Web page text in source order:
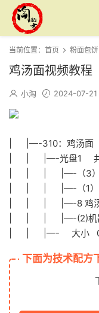
当前位置： 首页 粉面包饼
鸡汤面视频教程
小淘 2024-07-21
| |—-310：鸡汤面
| | |—-光盘1 共
| | | |—-（3）煮
| | | |—-（1）食
| | | |—-8 鸡汤
| | | |—-(2)机器
| | |—- 大小
下面为技术配方